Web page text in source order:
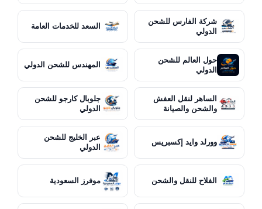
شركة الفارس للشحن
الدولي
السعد للخدمات العامة
حول العالم للشحن
الدولي
المهندس للشحن الدولي
الساهر لنقل العفش
والشحن والصيانة
جلوبال كارجو للشحن
الدولي
وورلد وايد إكسبريس
عبر الخليج للشحن
الدولي
الفلاح للنقل والشحن موفرز السعودية